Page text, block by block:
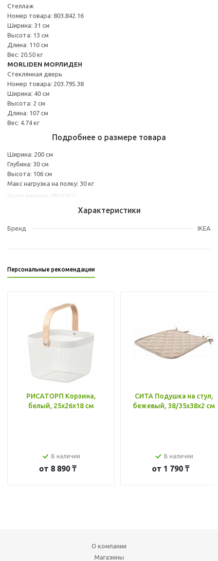
Стеллаж
Номер товара: 803.842.16
Ширина: 31 см
Высота: 13 см
Длина: 110 см
Вес: 20.50 кг
MORLIDEN МОРЛИДЕН
Стеклянная дверь
Номер товара: 203.795.38
Ширина: 40 см
Высота: 2 см
Длина: 107 см
Вес: 4.74 кг
Подробнее о размере товара
Ширина: 200 см
Глубина: 30 см
Высота: 106 см
Макс нагрузка на полку: 30 кг
Характеристики
Бренд IKEA
Персональные рекомендации
РИСАТОРП Корзина,
белый, 25x26x18 см
В наличии
от 8 890 ₸
СИТА Подушка на стул,
бежевый, 38/35x38x2 см
В наличии
от 1 790 ₸
О компании
Магазины